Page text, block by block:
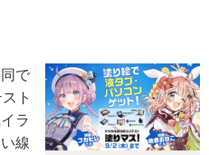
で
ト
ラ
線